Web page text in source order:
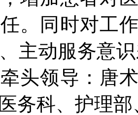
。同时对工
主动服务意
头领导：唐
务科、护理